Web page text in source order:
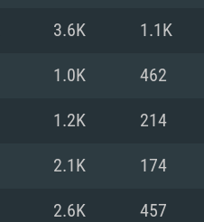
3.6K 1.1K
1.0K 462
1.2K 214
2.1K 174
2.6K 457